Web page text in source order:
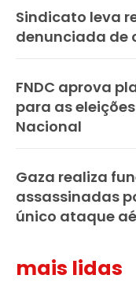
Sindicato leva
denunciada de
FNDC aprova
para as
Nacional
Gaza realiza
assassinadas
único ataque
mais lidas